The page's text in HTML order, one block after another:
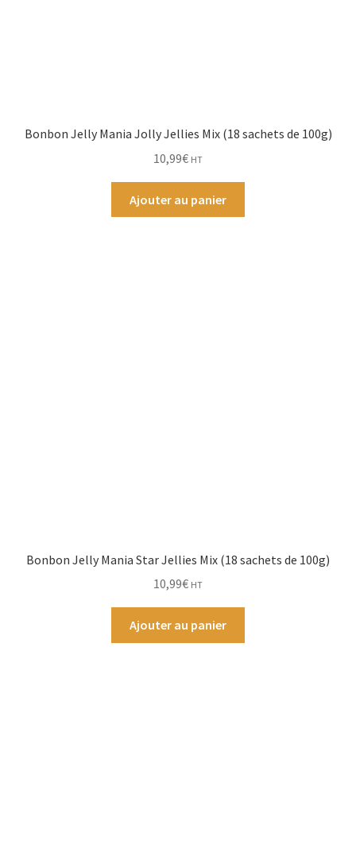
Bonbon Jelly Mania Jolly Jellies Mix (18 sachets de 100g)
10,99€ HT
Ajouter au panier
Bonbon Jelly Mania Star Jellies Mix (18 sachets de 100g)
10,99€ HT
Ajouter au panier